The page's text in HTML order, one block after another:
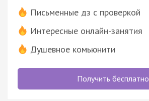
Письменные дз с проверкой
Интересные онлайн-занятия
Душевное комьюнити
Получить бесплатно